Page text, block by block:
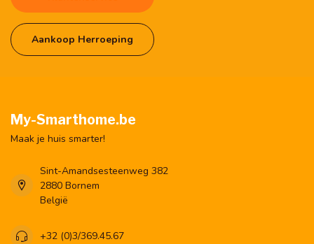
Aankoop Herroeping
My-Smarthome.be
Maak je huis smarter!
Sint-Amandsesteenweg 382
2880 Bornem
België
+32 (0)3/369.45.67